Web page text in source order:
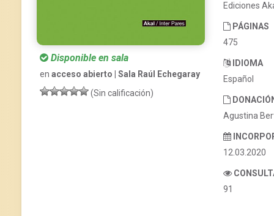
Disponible en sala
en acceso abierto | Sala Raúl Echegaray
(Sin calificación)
Ediciones
PÁGINAS
475
IDIOMA
Español
Agustina
12.03.2020
91